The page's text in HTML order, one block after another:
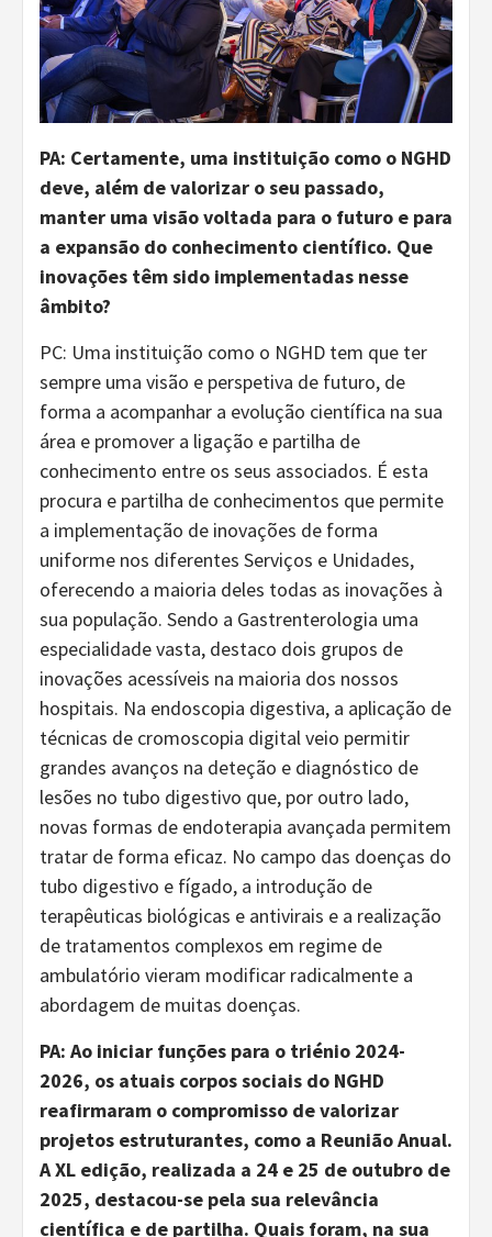
PA: Certamente, uma instituição como o NGHD
deve, além de valorizar o seu passado,
manter uma visão voltada para o futuro e para
a expansão do conhecimento científico. Que
inovações têm sido implementadas nesse
âmbito?
PC: Uma instituição como o NGHD tem que ter
sempre uma visão e perspetiva de futuro, de
forma a acompanhar a evolução científica na sua
área e promover a ligação e partilha de
conhecimento entre os seus associados. É esta
procura e partilha de conhecimentos que permite
a implementação de inovações de forma
uniforme nos diferentes Serviços e Unidades,
oferecendo a maioria deles todas as inovações à
sua população. Sendo a Gastrenterologia uma
especialidade vasta, destaco dois grupos de
inovações acessíveis na maioria dos nossos
hospitais. Na endoscopia digestiva, a aplicação de
técnicas de cromoscopia digital veio permitir
grandes avanços na deteção e diagnóstico de
lesões no tubo digestivo que, por outro lado,
novas formas de endoterapia avançada permitem
tratar de forma eficaz. No campo das doenças do
tubo digestivo e fígado, a introdução de
terapêuticas biológicas e antivirais e a realização
de tratamentos complexos em regime de
ambulatório vieram modificar radicalmente a
abordagem de muitas doenças.
PA: Ao iniciar funções para o triénio 2024-
2026, os atuais corpos sociais do NGHD
reafirmaram o compromisso de valorizar
projetos estruturantes, como a Reunião Anual.
A XL edição, realizada a 24 e 25 de outubro de
2025, destacou-se pela sua relevância
científica e de partilha. Quais foram, na sua